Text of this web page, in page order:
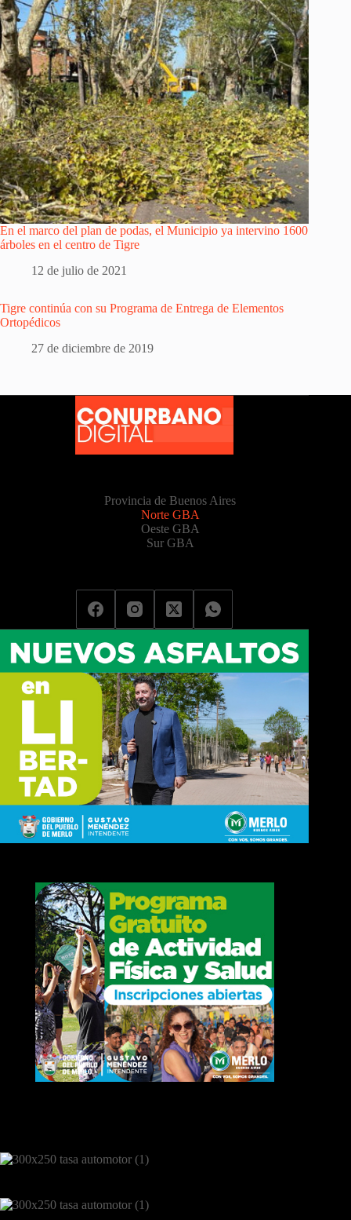
En el marco del plan de podas, el Municipio ya intervino 1600
árboles en el centro de Tigre
12 de julio de 2021
Tigre continúa con su Programa de Entrega de Elementos
Ortopédicos
27 de diciembre de 2019
Provincia de Buenos Aires
Norte GBA
Oeste GBA
Sur GBA